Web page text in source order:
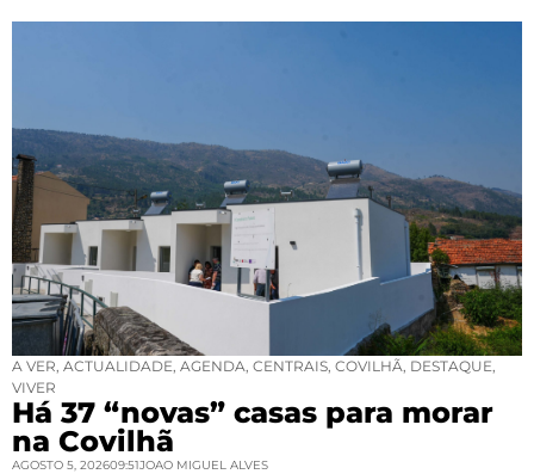
A VER ACTUALIDADE AGENDA CENTRAIS COVILHÃ DESTAQUE
VIVER
Há 37 “novas” casas para morar
na Covilhã
AGOSTO 5, 202609:51JOAO MIGUEL ALVES